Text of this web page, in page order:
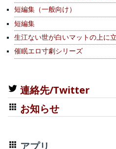
短編集（一般向け）
短編集
生江ない世が白いマットの上に
催眠エロ寸劇シリーズ
連絡先/Twitter
お知らせ
アプリ